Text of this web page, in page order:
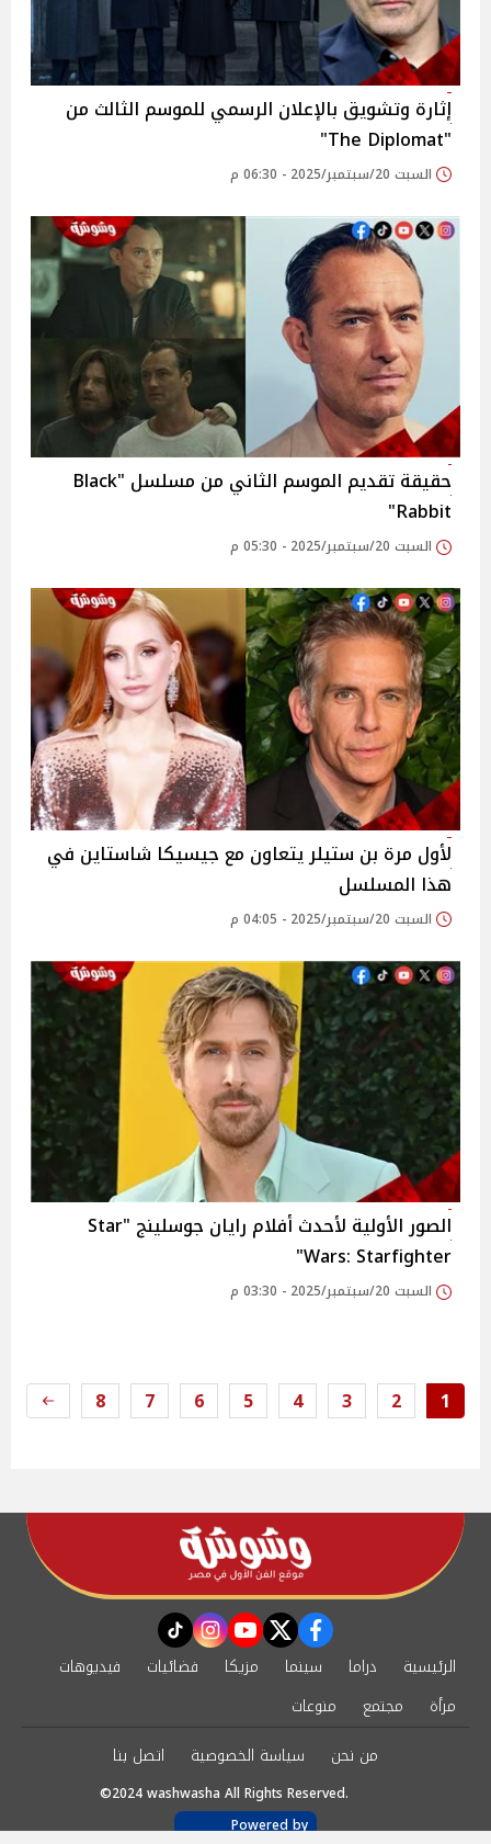
إثارة وتشويق بالإعلان الرسمي للموسم الثالث من
"The Diplomat"
السبت 20/سبتمبر/2025 - 06:30 م
حقيقة تقديم الموسم الثاني من مسلسل "Black
Rabbit"
السبت 20/سبتمبر/2025 - 05:30 م
لأول مرة بن ستيلر يتعاون مع جيسيكا شاستاين في
هذا المسلسل
السبت 20/سبتمبر/2025 - 04:05 م
الصور الأولية لأحدث أفلام رايان جوسلينج "Star
Wars: Starfighter"
السبت 20/سبتمبر/2025 - 03:30 م
1
2
3
4
5
6
7
8
facebook
twitter
youtube
instagram
tiktok
الرئيسية دراما سينما مزيكا فضائيات
فيديوهات
مرأة
مجتمع
منوعات
من نحن
سياسة الخصوصية اتصل بنا
©2024 washwasha All Rights Reserved.
Powered by